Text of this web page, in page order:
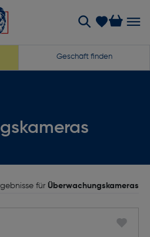
Geschäft finden
für Überwachungskameras